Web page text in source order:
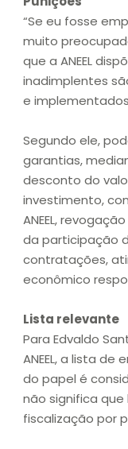
“Se eu fosse
muito
que a ANEEL
inadimplentes
e
Segundo ele,
garantias,
desconto do
investimento,
ANEEL,
da participação
contratações,
econômico
Lista relevante
Para Edvaldo
ANEEL, a lista
do papel é
não significa
fiscalização por